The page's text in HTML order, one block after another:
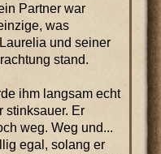
Partner war
was
und seiner
stand.
ihm langsam echt
stinksauer. Er
weg. Weg und...
egal, solang er